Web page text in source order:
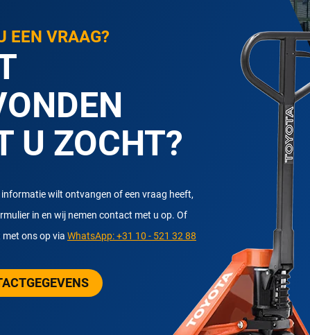
EEN VRAAG?
U ZOCHT?
informatie wilt ontvangen of een vraag heeft,
in en wij nemen contact met u op. Of
ons op via WhatsApp: +31 10 - 521 32 88